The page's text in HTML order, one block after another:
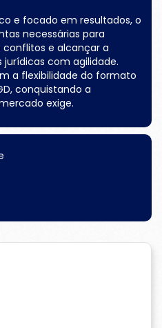
e focado em resultados, o
necessárias para
e alcançar a
com agilidade.
a flexibilidade do formato
conquistando a
exige.